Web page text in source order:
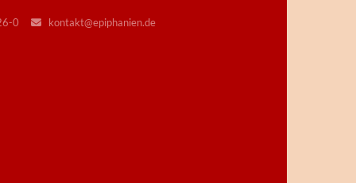
0 kontakt@epiphanien.de